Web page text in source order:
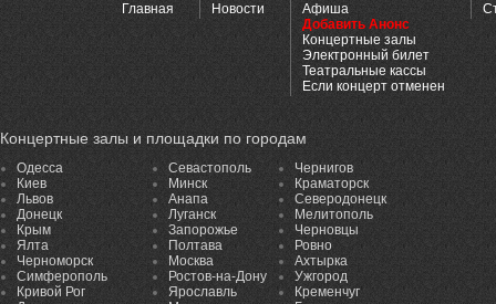
Главная Новости
Афиша
Добавить Анонс
Концертные залы
Электронный билет
Театральные кассы
Если концерт отменен
Концертные залы и площадки по городам
Одесса
Киев
Львов
Донецк
Крым
Ялта
Черноморск
Симферополь
Кривой Рог
Севастополь
Минск
Анапа
Луганск
Запорожье
Полтава
Москва
Ростов-на-Дону
Ярославль
Чернигов
Краматорск
Северодонецк
Мелитополь
Черновцы
Ровно
Ахтырка
Ужгород
Кременчуг